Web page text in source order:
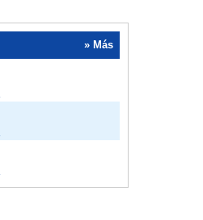
» Más